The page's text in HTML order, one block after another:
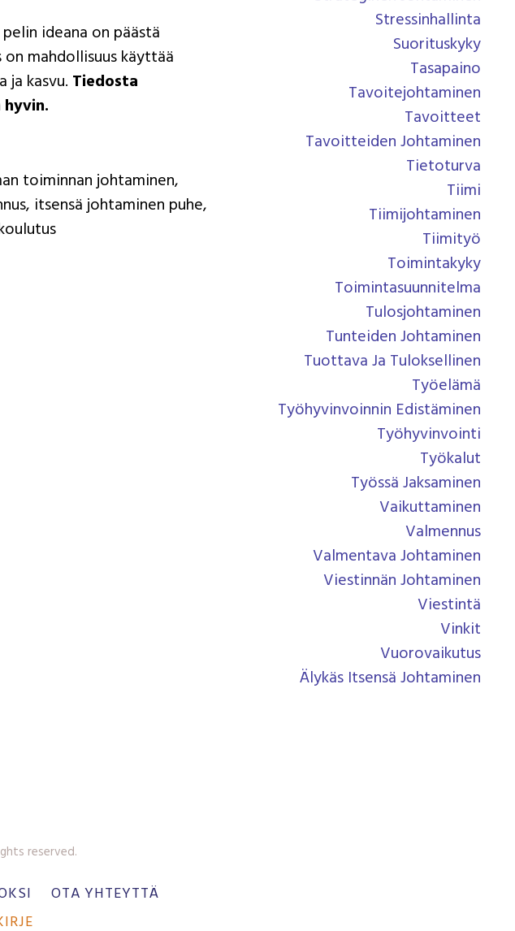
ideana on päästä
mahdollisuus käyttää
kasvu. Tiedosta
toiminnan johtaminen,
itsensä johtaminen puhe,
Stressinhallinta
Suorituskyky
Tasapaino
Tavoitejohtaminen
Tavoitteet
Tavoitteiden Johtaminen
Tietoturva
Tiimi
Tiimijohtaminen
Tiimityö
Toimintakyky
Toimintasuunnitelma
Tulosjohtaminen
Tunteiden Johtaminen
Tuottava Ja Tuloksellinen
Työelämä
Työhyvinvoinnin Edistäminen
Työhyvinvointi
Työkalut
Työssä Jaksaminen
Vaikuttaminen
Valmennus
Valmentava Johtaminen
Viestinnän Johtaminen
Viestintä
Vinkit
Vuorovaikutus
Älykäs Itsensä Johtaminen
reserved.
OTA YHTEYTTÄ